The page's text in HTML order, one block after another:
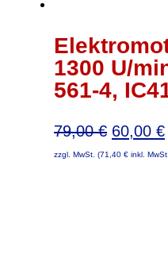
1300 U/
561-4,
79,00€
Preis
60,00 €
zzgl. MwSt. (71,40 € inkl.